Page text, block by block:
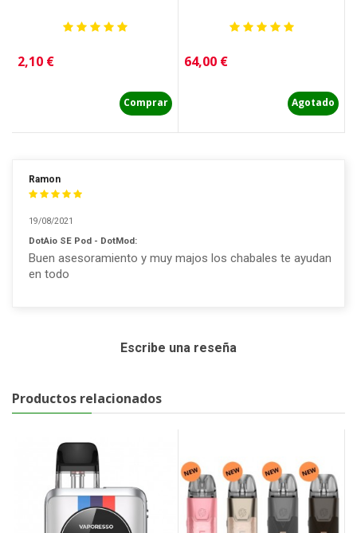
Precio
2,10 €
Comprar
Precio
64,00 €
Agotado
Ramon
19/08/2021
DotAio SE Pod - DotMod:
Buen asesoramiento y muy majos los chabales te ayudan
en todo
Escribe una reseña
Productos relacionados